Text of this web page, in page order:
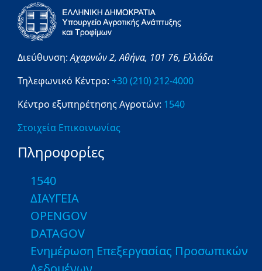
Διεύθυνση:Αχαρνών 2,Αθήνα, 101 76, Ελλάδα
Τηλεφωνικό Κέντρο: +30 (210) 212-4000
Κέντρο εξυπηρέτησης Αγροτών: 1540
Στοιχεία Επικοινωνίας
Πληροφορίες
1540
ΔΙΑΥΓΕΙΑ
OPENGOV
DATAGOV
Ενημέρωση Επεξεργασίας Προσωπικών